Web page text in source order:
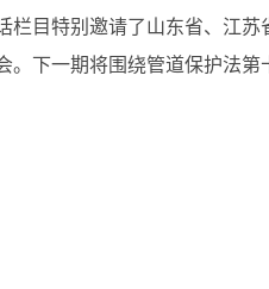
目特别邀请了山东省、江
下一期将围绕管道保护法